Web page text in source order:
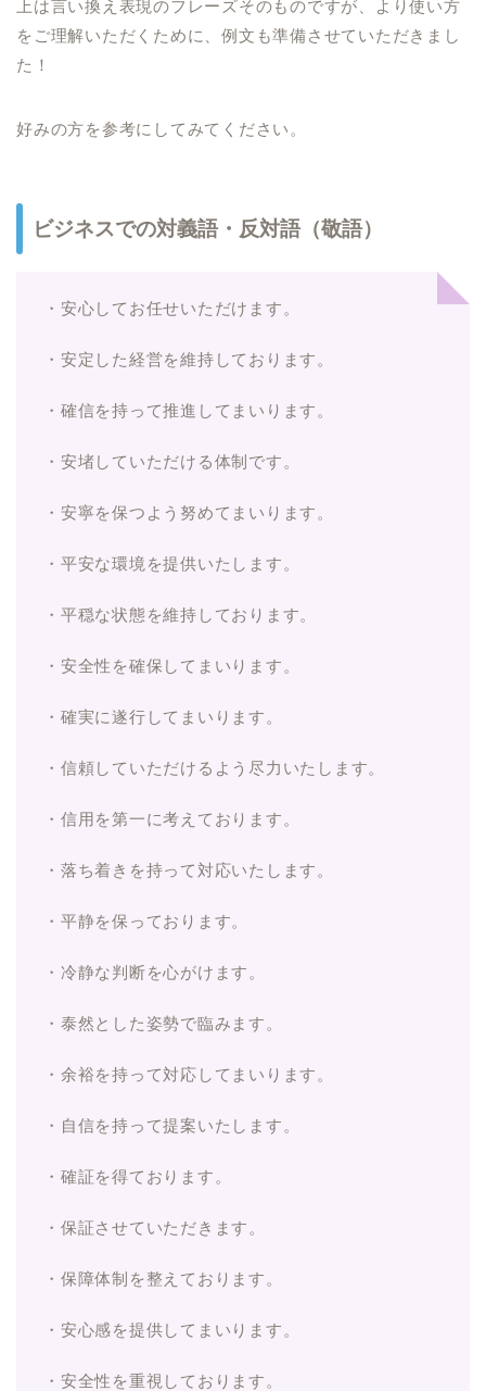
上は言い換え表現のフレーズそのものですが、より使い方
をご理解いただくために、例文も準備させていただきまし
た！
好みの方を参考にしてみてください。
ビジネスでの対義語・反対語（敬語）
・安心してお任せいただけます。
・安定した経営を維持しております。
・確信を持って推進してまいります。
・安堵していただける体制です。
・安寧を保つよう努めてまいります。
・平安な環境を提供いたします。
・平穏な状態を維持しております。
・安全性を確保してまいります。
・確実に遂行してまいります。
・信頼していただけるよう尽力いたします。
・信用を第一に考えております。
・落ち着きを持って対応いたします。
・平静を保っております。
・冷静な判断を心がけます。
・泰然とした姿勢で臨みます。
・余裕を持って対応してまいります。
・自信を持って提案いたします。
・確証を得ております。
・保証させていただきます。
・保障体制を整えております。
・安心感を提供してまいります。
・安全性を重視しております。